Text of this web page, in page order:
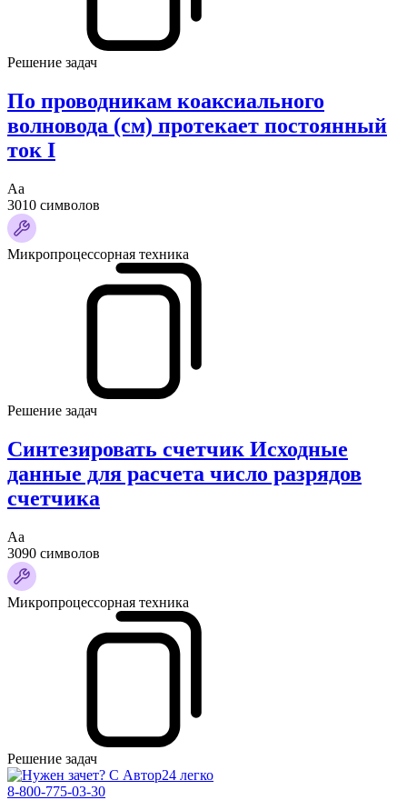
Решение задач
По проводникам коаксиального
волновода (см) протекает постоянный
ток I
Аа
3010 символов
Микропроцессорная техника
Решение задач
Синтезировать счетчик Исходные
данные для расчета число разрядов
счетчика
Аа
3090 символов
Микропроцессорная техника
Решение задач
8-800-775-03-30